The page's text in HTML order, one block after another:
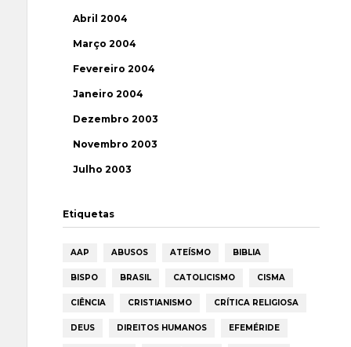
Abril 2004
Março 2004
Fevereiro 2004
Janeiro 2004
Dezembro 2003
Novembro 2003
Julho 2003
Etiquetas
AAP ABUSOS ATEÍSMO BIBLIA
BISPO BRASIL CATOLICISMO CISMA
CIÊNCIA CRISTIANISMO CRÍTICA RELIGIOSA
DEUS DIREITOS HUMANOS EFEMÉRIDE